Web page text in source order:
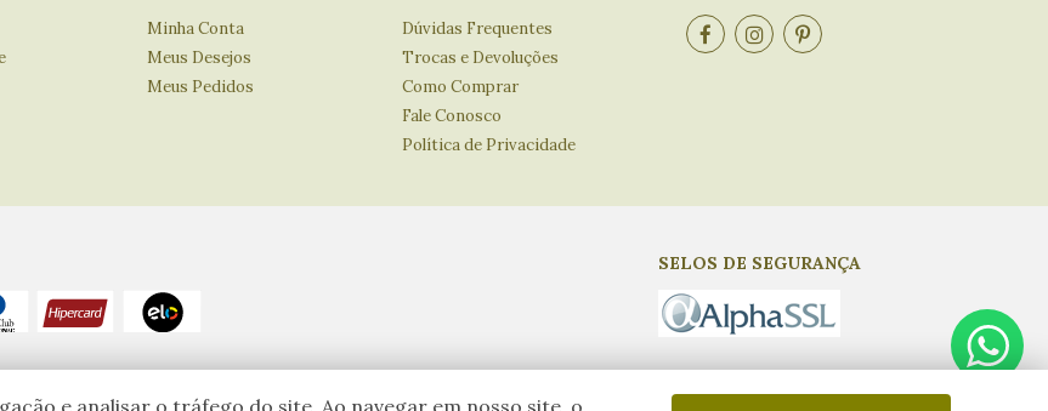
e analisar o tráfego do site. Ao navegar em nosso site, o
Minha Conta
Meus Desejos
Meus Pedidos
Dúvidas Frequentes
Trocas e Devoluções
Como Comprar
Fale Conosco
Política de Privacidade
SELOS DE SEGURANÇA
Eventuais promoções, descontos e prazos de